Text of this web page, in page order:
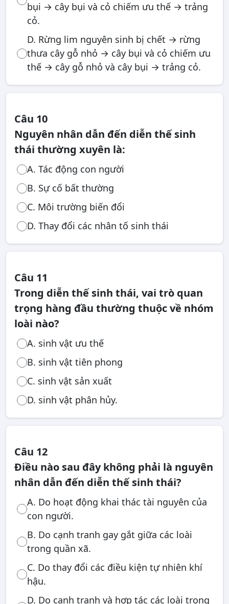
bụi → cây bụi và cỏ chiếm ưu thế → trảng
cỏ.
D. Rừng lim nguyên sinh bị chết → rừng
thưa cây gỗ nhỏ → cây bụi và cỏ chiếm ưu
thế → cây gỗ nhỏ và cây bụi → trảng cỏ.
Câu 10
Nguyên nhân dẫn đến diễn thế sinh
thái thường xuyên là:
A. Tác động con người
B. Sự cố bất thường
C. Môi trường biến đổi
D. Thay đổi các nhân tố sinh thái
Câu 11
Trong diễn thế sinh thái, vai trò quan
trọng hàng đầu thường thuộc về nhóm
loài nào?
A. sinh vật ưu thế
B. sinh vật tiên phong
C. sinh vật sản xuất
D. sinh vật phân hủy.
Câu 12
Điều nào sau đây không phải là nguyên
nhân dẫn đến diễn thế sinh thái?
A. Do hoạt động khai thác tài nguyên của
con người.
B. Do cạnh tranh gay gắt giữa các loài
trong quần xã.
C. Do thay đổi các điều kiện tự nhiên khí
hậu.
D. Do cạnh tranh và hợp tác các loài trong